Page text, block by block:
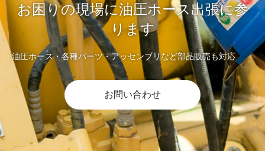
お困りの現場に油圧ホース出張に参
ります
油圧ホース・各種パーツ・アッセンブリなど部品販売も対応
お問い合わせ